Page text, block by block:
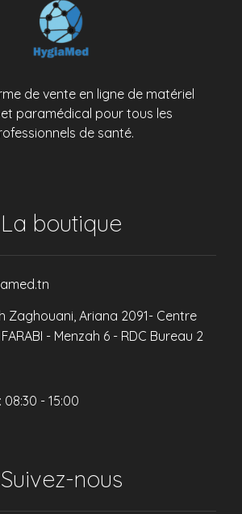
de vente en ligne de matériel
paramédical pour tous les
de santé.
La boutique
Zaghouani, Ariana 2091- Centre
- Menzah 6 - RDC Bureau 2
08:30 - 15:00
Suivez-nous